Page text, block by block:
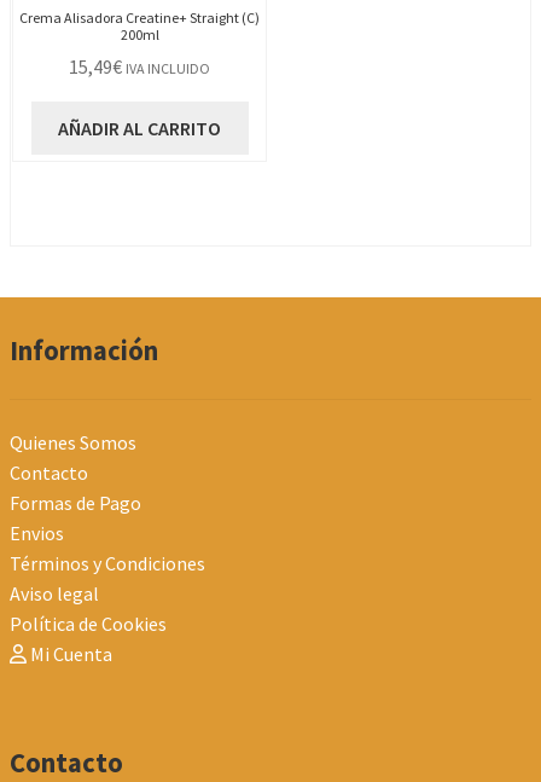
Crema Alisadora Creatine+ Straight (C)
200ml
15,49€ IVA INCLUIDO
AÑADIR AL CARRITO
Información
Quienes Somos
Contacto
Formas de Pago
Envios
Términos y Condiciones
Aviso legal
Política de Cookies
Mi Cuenta
Contacto